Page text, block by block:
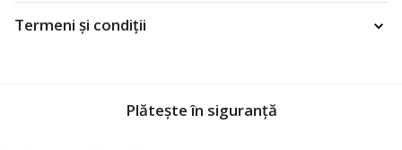
Termeni și condiții
Plătește în siguranță